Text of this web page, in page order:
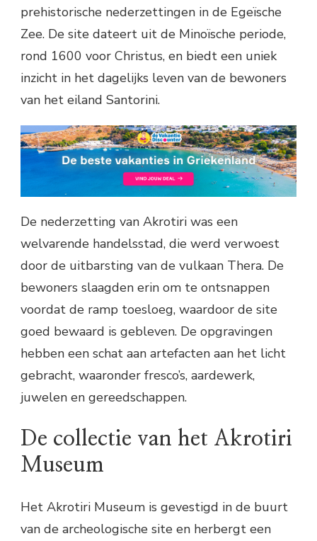
prehistorische nederzettingen in de Egeïsche
Zee. De site dateert uit de Minoïsche periode,
rond 1600 voor Christus, en biedt een uniek
inzicht in het dagelijks leven van de bewoners
van het eiland Santorini.
De nederzetting van Akrotiri was een
welvarende handelsstad, die werd verwoest
door de uitbarsting van de vulkaan Thera. De
bewoners slaagden erin om te ontsnappen
voordat de ramp toesloeg, waardoor de site
goed bewaard is gebleven. De opgravingen
hebben een schat aan artefacten aan het licht
gebracht, waaronder fresco’s, aardewerk,
juwelen en gereedschappen.
De collectie van het Akrotiri
Museum
Het Akrotiri Museum is gevestigd in de buurt
van de archeologische site en herbergt een